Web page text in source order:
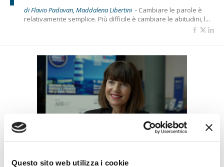
Questo sito web utilizza i cookie
di Flavio Padovan, Maddalena Libertini - Cambiare le parole è
relativamente semplice. Più difficile è cambiare le abitudini, l...
Petrella (BPER Banca): “La GenAI